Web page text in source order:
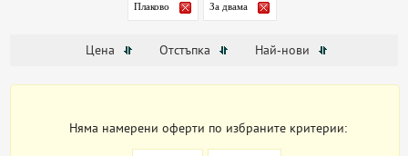
Плаково За двама
Цена Отстъпка Най-нови
Няма намерени оферти по избраните критерии: